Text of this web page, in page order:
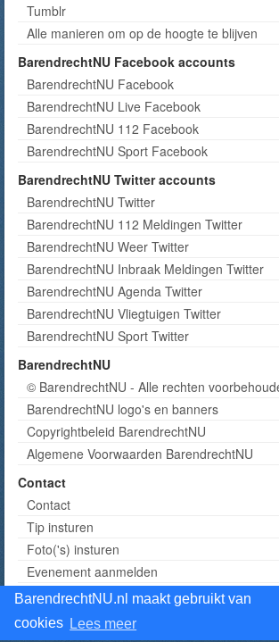
BarendrechtNU.nl maakt gebruikt van
cookies Lees meer
Tumblr
Alle manieren om op de hoogte te blijven
BarendrechtNU Facebook accounts
BarendrechtNU Facebook
BarendrechtNU Live Facebook
BarendrechtNU 112 Facebook
BarendrechtNU Sport Facebook
BarendrechtNU Twitter accounts
BarendrechtNU Twitter
BarendrechtNU 112 Meldingen Twitter
BarendrechtNU Weer Twitter
BarendrechtNU Inbraak Meldingen Twitter
BarendrechtNU Agenda Twitter
BarendrechtNU Vliegtuigen Twitter
BarendrechtNU Sport Twitter
BarendrechtNU
© BarendrechtNU - Alle rechten
BarendrechtNU logo's en banners
Copyrightbeleid BarendrechtNU
Algemene Voorwaarden BarendrechtNU
Contact
Contact
Tip insturen
Foto('s) insturen
Evenement aanmelden
Informatie aanvragen adverteren